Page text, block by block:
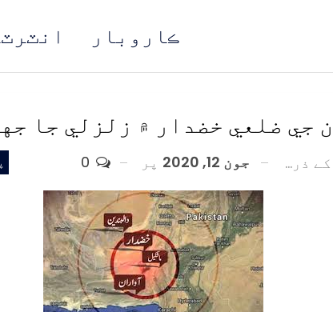
ڪاروبار
جي ضلعي خضدار ۾ زلزلي جا
کے ذریعہ جون 12, 2020 پر